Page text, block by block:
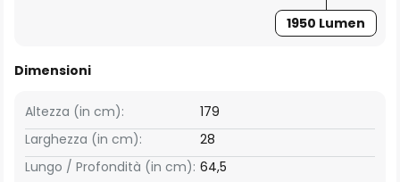
1950 Lumen
Dimensioni
Larghezza (in cm): 28
Altezza (in cm): 179
Lungo / Profondità (in cm): 64,5